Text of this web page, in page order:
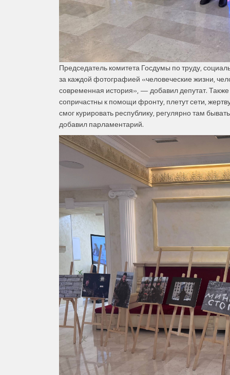
Председатель комитета Госдумы по труду,
за каждой фотографией «человеческие жизни,
современная история», — добавил депутат.
сопричастны к помощи фронту, плетут сети,
смог курировать республику, регулярно там
добавил парламентарий.